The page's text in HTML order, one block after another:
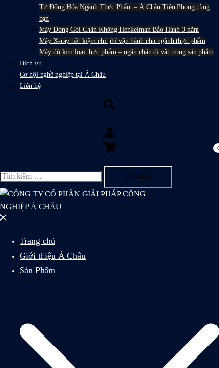
Tự Động Hóa Ngành Thực Phẩm – Á Châu Tiên Phong cùng
bạn
Máy Đóng Gói Chân Không Henkelman Bảo Hành 3 năm
Máy X-ray tiết kiệm chi phí vận hành cho ngành thực phẩm
Máy dò kim loại thực phẩm – ngăn chặn dị vật trong sản phẩm
Dịch vụ
Cơ hội nghề nghiệp tại Á Châu
Liên hệ
0
Tìm
kiếm
Close
Trang chủ
Giới thiệu Á Châu
Sản Phẩm